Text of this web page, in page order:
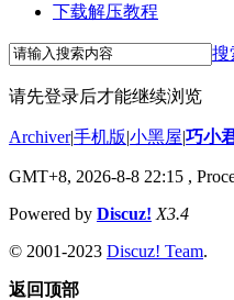
下载解压教程
搜
请先登录后才能继续浏览
Archiver|手机版|小黑屋|巧小
GMT+8, 2026-8-8 22:15 ,
Powered by Discuz! X3.4
© 2001-2023 Discuz! Team.
返回顶部